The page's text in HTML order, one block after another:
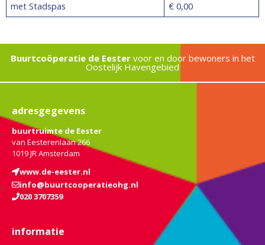
met Stadspas
€ 0,00
Buurtcoöperatie de Eestervoor en door bewoners in het
Oostelijk Havengebied
adresgegevens
buurtruimte de Eester
van Eesterenlaan 266
1019 JR Amsterdam
www.de-eester.nl
info@buurtcooperatieohg.nl
020 3707359
informatie